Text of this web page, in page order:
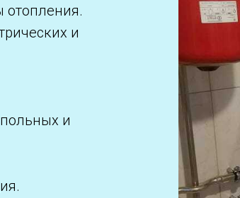
отопления.
и
и